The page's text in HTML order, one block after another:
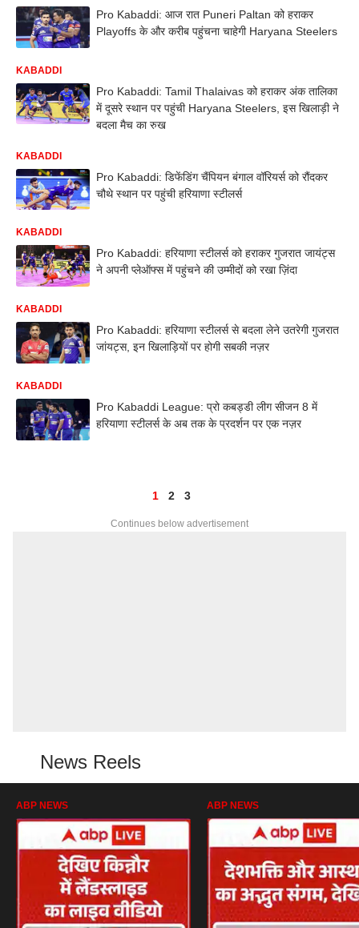
Pro Kabaddi: आज रात Puneri Paltan को हराकर
Playoffs के और करीब पहुंचना चाहेगी Haryana Steelers
KABADDI
Pro Kabaddi: Tamil Thalaivas को हराकर अंक तालिका
में दूसरे स्थान पर पहुंची Haryana Steelers, इस खिलाड़ी ने
बदला मैच का रुख
KABADDI
Pro Kabaddi: डिफेंडिंग चैंपियन बंगाल वॉरियर्स को रौंदकर
चौथे स्थान पर पहुंची हरियाणा स्टीलर्स
KABADDI
Pro Kabaddi: हरियाणा स्टीलर्स को हराकर गुजरात जायंट्स
ने अपनी प्लेऑफ्स में पहुंचने की उम्मीदों को रखा ज़िंदा
KABADDI
Pro Kabaddi: हरियाणा स्टीलर्स से बदला लेने उतरेगी गुजरात
जांयट्स, इन खिलाड़ियों पर होगी सबकी नज़र
KABADDI
Pro Kabaddi League: प्रो कबड्डी लीग सीजन 8 में
हरियाणा स्टीलर्स के अब तक के प्रदर्शन पर एक नज़र
1 2 3
Continues below advertisement
News Reels
ABP NEWS ABP NEWS